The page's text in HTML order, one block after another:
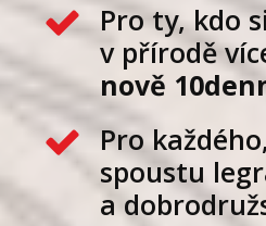
Pro ty, kdo
v přírodě
nově
Pro
spoustu
a